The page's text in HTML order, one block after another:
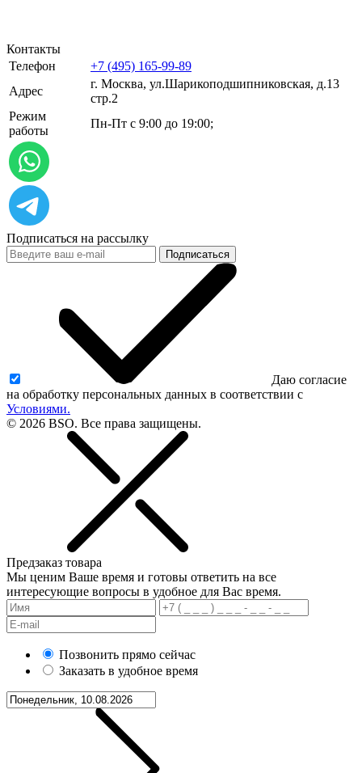
Контакты
Телефон
+7 (495) 165-99-89
Адрес
г. Москва, ул.​​Шарикоподшипниковская, д.13
стр.2
Режим
работы
Пн-Пт с 9:00 до 19:00;
Подписаться на рассылку
Подписаться
Даю согласие
на обработку персональных данных в соответствии с
Условиями.
© 2026 BSO. Все права защищены.
Предзаказ товара
Мы ценим Ваше время и готовы ответить на все
интересующие вопросы в удобное для Вас время.
Позвонить прямо сейчас
Заказать в удобное время